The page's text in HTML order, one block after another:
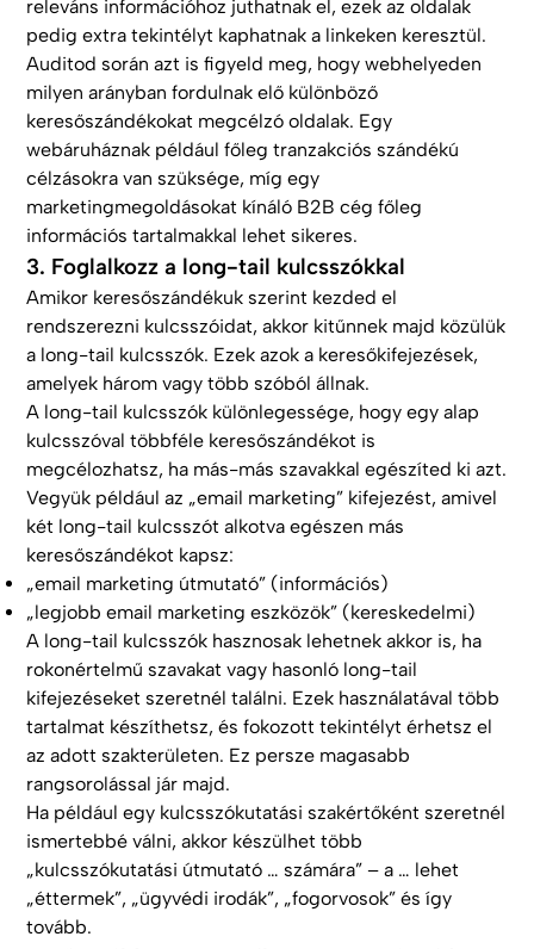
releváns információhoz juthatnak el, ezek az oldalak
pedig extra tekintélyt kaphatnak a linkeken keresztül.
Auditod során azt is figyeld meg, hogy webhelyeden
milyen arányban fordulnak elő különböző
keresőszándékokat megcélzó oldalak. Egy
webáruháznak például főleg tranzakciós szándékú
célzásokra van szüksége, míg egy
marketingmegoldásokat kínáló B2B cég főleg
információs tartalmakkal lehet sikeres.
3. Foglalkozz a long-tail kulcsszókkal
Amikor keresőszándékuk szerint kezded el
rendszerezni kulcsszóidat, akkor kitűnnek majd közülük
a long-tail kulcsszók. Ezek azok a keresőkifejezések,
amelyek három vagy több szóból állnak.
A long-tail kulcsszók különlegessége, hogy egy alap
kulcsszóval többféle keresőszándékot is
megcélozhatsz, ha más-más szavakkal egészíted ki azt.
Vegyük például az „email marketing” kifejezést, amivel
két long-tail kulcsszót alkotva egészen más
keresőszándékot kapsz:
„email marketing útmutató” (információs)
„legjobb email marketing eszközök” (kereskedelmi)
A long-tail kulcsszók hasznosak lehetnek akkor is, ha
rokonértelmű szavakat vagy hasonló long-tail
kifejezéseket szeretnél találni. Ezek használatával több
tartalmat készíthetsz, és fokozott tekintélyt érhetsz el
az adott szakterületen. Ez persze magasabb
rangsorolással jár majd.
Ha például egy kulcsszókutatási szakértőként szeretnél
ismertebbé válni, akkor készülhet több
„kulcsszókutatási útmutató … számára” – a … lehet
„éttermek”, „ügyvédi irodák”, „fogorvosok” és így
tovább.